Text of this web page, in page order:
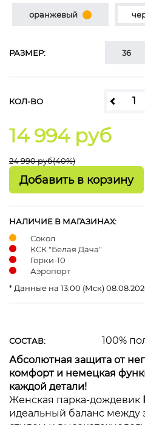
оранжевый
РАЗМЕР: 36
КОЛ-ВО
14 994 руб
24 990 руб(40%)
НАЛИЧИЕ В МАГАЗИНАХ:
Сокол
КСК "Белая Дача"
Горки-10
Аэропорт
* Данные на 13:00 (Мск)
СОСТАВ:
100%
Абсолютная защита от
комфорт и немецкая
каждой детали!
Женская парка-дождевик
идеальный баланс между